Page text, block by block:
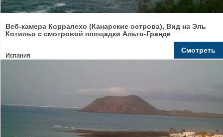
Веб-камера Корралехо (Канарские острова), Вид на Эль
Котильо с смотровой площадки Альто-Гранде
Испания
Смотреть